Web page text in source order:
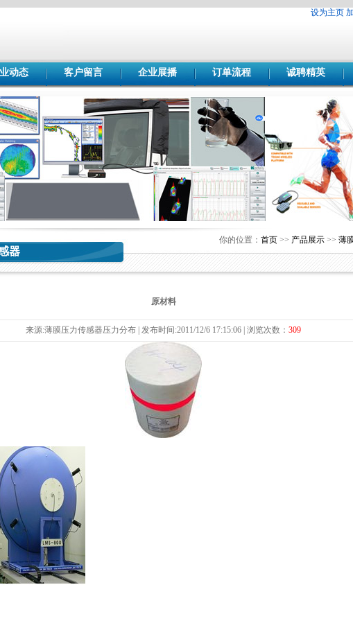
设为主页
动态 客户留言 企业展播 订单流程 诚聘精英
你的位置： 首页 >> 产品展示 >> 薄
器
原材料
来源:薄膜压力传感器压力分布 | 发布时间:2011/12/6 17:15:06 | 浏览次数： 309